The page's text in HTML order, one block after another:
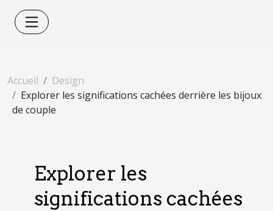
Accueil
Design
Explorer les significations cachées derrière les bijoux
de couple
Explorer les
significations cachées